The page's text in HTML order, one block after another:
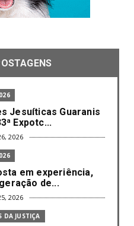
Jesuíticas Guaranis
Expotc...
2026
em experiência,
de...
2026
DA JUSTIÇA